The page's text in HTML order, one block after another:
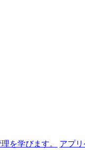
を学びます。 アプ